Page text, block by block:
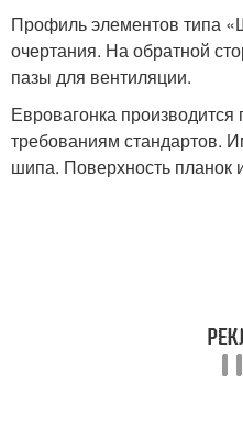
Профиль элементов типа
очертания. На обратной
пазы для вентиляции.
Евровагонка
требованиям стандартов.
шипа. Поверхность планок